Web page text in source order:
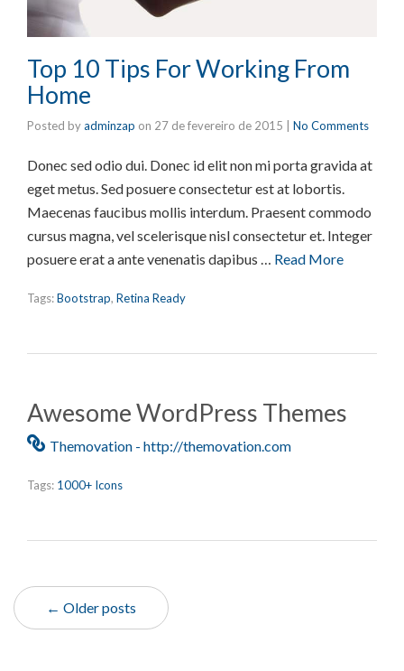
Top 10 Tips For Working From
Home
Posted byadminzap on 27 de fevereiro de 2015 No Comments
Donec sed odio dui. Donec id elit non mi porta gravida at
eget metus. Sed posuere consectetur est at lobortis.
Maecenas faucibus mollis interdum. Praesent commodo
cursus magna, vel scelerisque nisl consectetur et. Integer
posuere erat a ante venenatis dapibus … Read More
Tags:Bootstrap, Retina Ready
Awesome WordPress Themes
Themovation - http://themovation.com
Tags: 1000+ Icons
← Older posts